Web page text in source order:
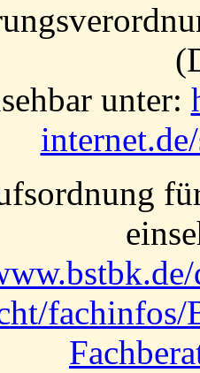
unter: